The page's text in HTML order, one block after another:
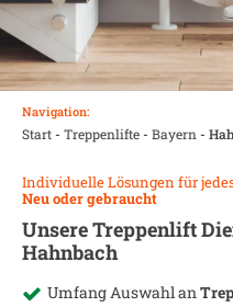
Navigation:
Start- Treppenlifte- Bayern -
Individuelle Lösungen für
Neu oder gebraucht
Unsere Treppenlift
Hahnbach
Umfang Auswahl an